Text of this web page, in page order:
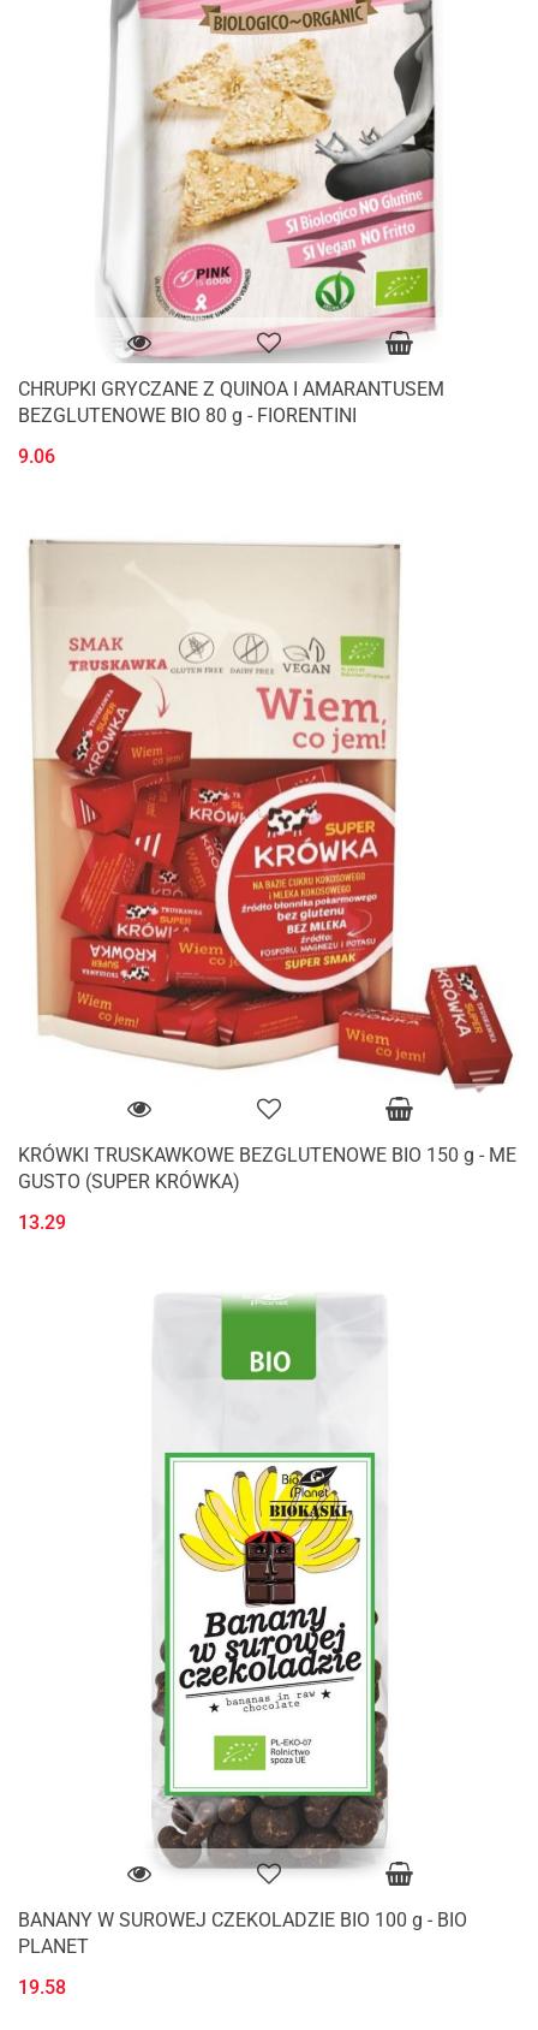
CHRUPKI GRYCZANE Z QUINOA I AMARANTUSEM
BEZGLUTENOWE BIO 80 g - FIORENTINI
9.06
KRÓWKI TRUSKAWKOWE BEZGLUTENOWE BIO 150 g - ME
GUSTO (SUPER KRÓWKA)
13.29
BANANY W SUROWEJ CZEKOLADZIE BIO 100 g - BIO
PLANET
19.58